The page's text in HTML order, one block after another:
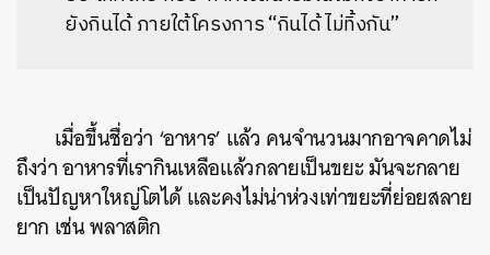
ยังกินได้ ภายใต้โครงการ “กินได้ ไม่ทิ้งกัน”
เมื่อขึ้นชื่อว่า ‘อาหาร’ แล้ว คนจำนวนมากอาจคาดไม่
ถึงว่า อาหารที่เรากินเหลือแล้วกลายเป็นขยะ มันจะกลาย
เป็นปัญหาใหญ่โตได้ และคงไม่น่าห่วงเท่าขยะที่ย่อยสลาย
ยาก เช่น พลาสติก